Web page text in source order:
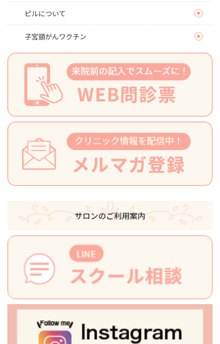
ピルについて
子宮頸がんワクチン
サロンのご利用案内